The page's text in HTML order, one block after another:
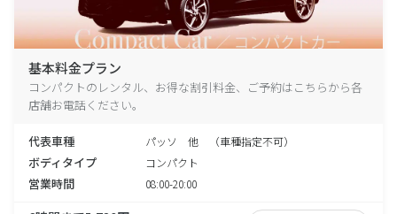
基本料金プラン
コンパクトのレンタル、お得な割引料金、ご予約はこちらから各
店舗お電話ください。
代表車種 パッソ 他 （車種指定不可）
ボディタイプ コンパクト
営業時間 08:00-20:00